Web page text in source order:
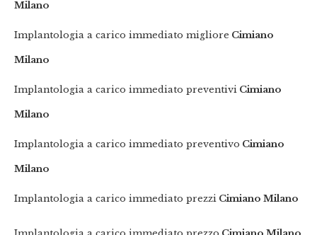
Milano
Implantologia a carico immediato migliore Cimiano
Milano
Implantologia a carico immediato preventivi Cimiano
Milano
Implantologia a carico immediato preventivo Cimiano
Milano
Implantologia a carico immediato prezzi Cimiano Milano